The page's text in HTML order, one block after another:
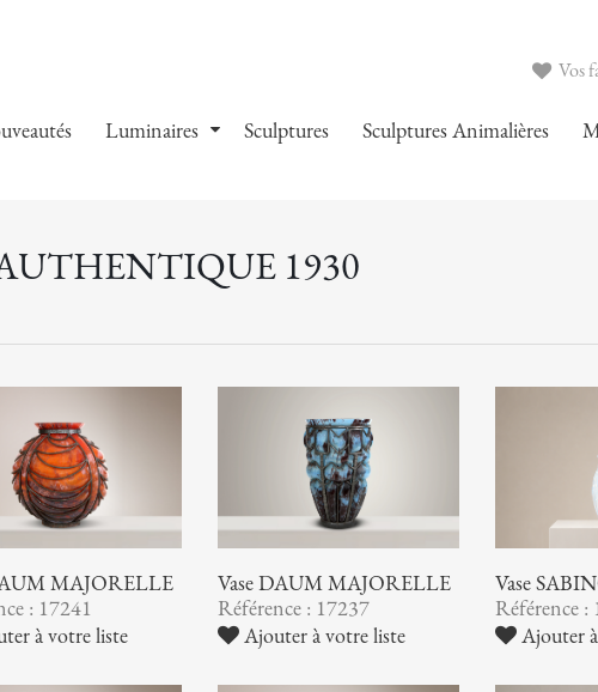
Vos
Luminaires Sculptures Sculptures Animalières
1930
MAJORELLE
: 17241
à votre liste
Vase DAUM MAJORELLE
Référence : 17237
Ajouter à votre liste
Vase
Référence :
Ajouter